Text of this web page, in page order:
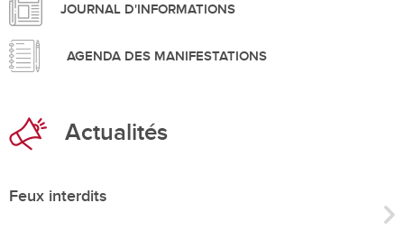
JOURNAL D'INFORMATIONS
AGENDA DES MANIFESTATIONS
Actualités
Feux interdits